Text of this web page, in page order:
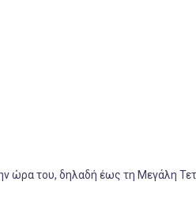
ώρα του, δηλαδή έως τη Μεγάλη